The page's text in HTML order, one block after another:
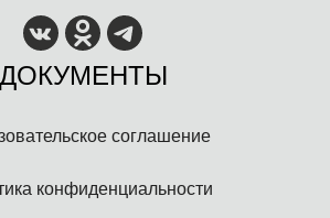
ДОКУМЕНТЫ
соглашение
конфиденциальности